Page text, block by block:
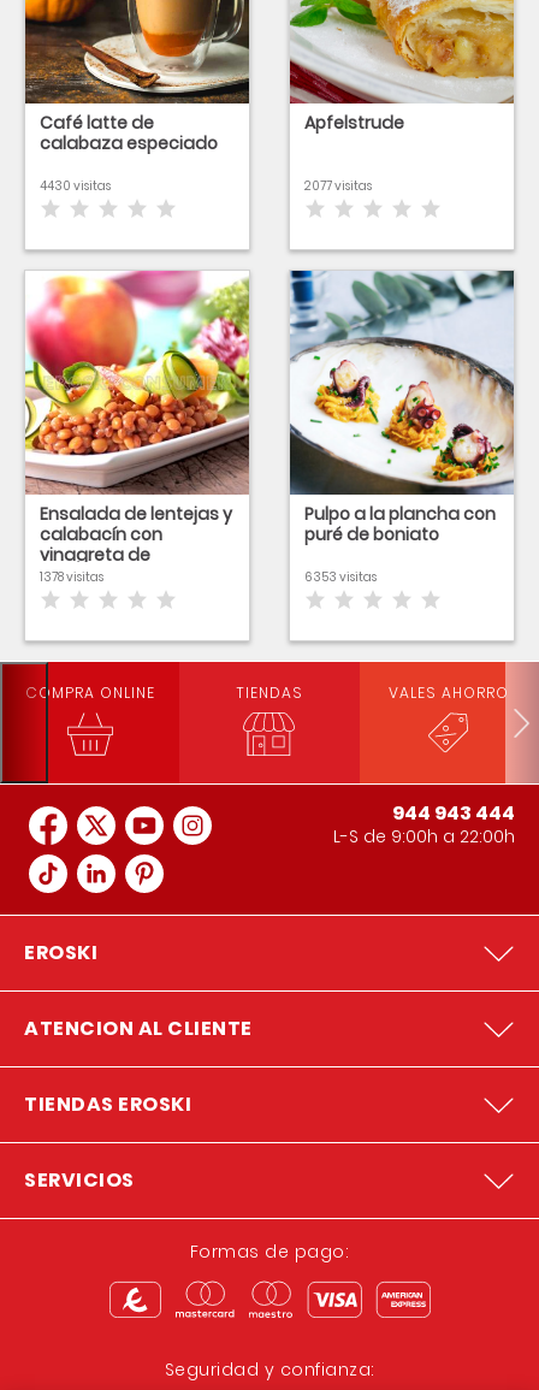
Café latte de
calabaza especiado
4430 visitas
Apfelstrude
2077 visitas
Ensalada de lentejas y
calabacín con
vinagreta de
nectarina
1378 visitas
Pulpo a la plancha con
puré de boniato
6353 visitas
COMPRA ONLINE TIENDAS VALES AHORRO
944 943 444
L-S de 9:00h a 22:00h
EROSKI
ATENCION AL CLIENTE
TIENDAS EROSKI
SERVICIOS
Formas de pago:
Seguridad y confianza: